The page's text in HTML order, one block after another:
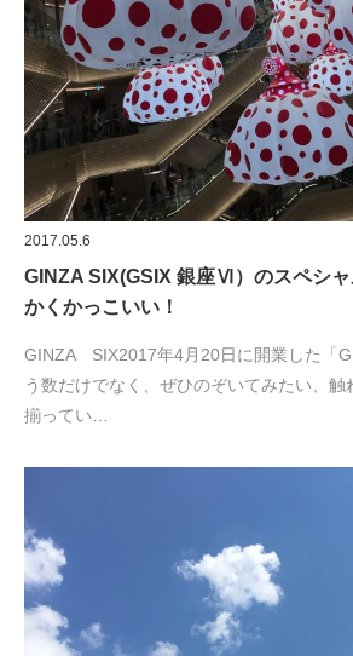
2017.05.6
GINZA SIX(GSIX 銀座Ⅵ）のスペシ
かくかっこいい！
GINZA SIX2017年4月20日に開業した「
う数だけでなく、ぜひのぞいてみたい、
揃ってい…